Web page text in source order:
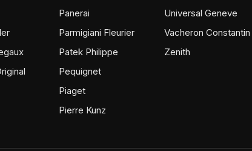
Panerai
Parmigiani Fleurier
Patek Philippe
Pequignet
Piaget
Pierre Kunz
Universal Geneve
Vacheron Constantin
Zenith